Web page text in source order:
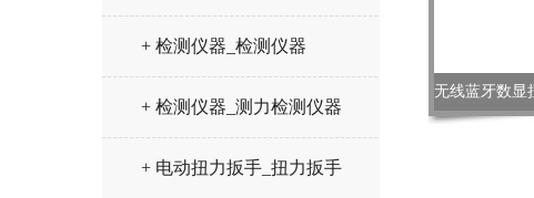
+ 检测仪器_检测仪器
+ 检测仪器_测力检测仪器
+ 电动扭力扳手_扭力扳手